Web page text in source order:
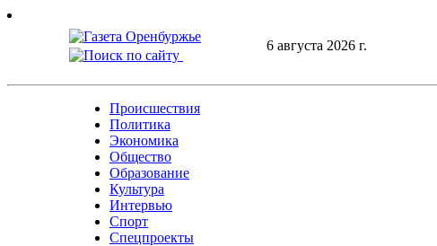
Skip
6 августа 2026 г.
Происшествия
Политика
Экономика
Общество
Образование
Культура
Интервью
Спорт
Спецпроекты